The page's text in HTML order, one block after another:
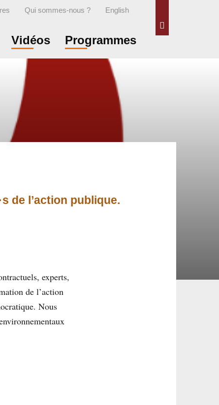
Qui sommes-nous ? English
Vidéos Programmes
de l’action publique.
experts,
de l’action
Nous